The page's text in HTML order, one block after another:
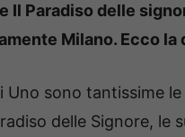
Il Paradiso delle
Milano. Ecco la
Uno sono tantissime
delle Signore, le